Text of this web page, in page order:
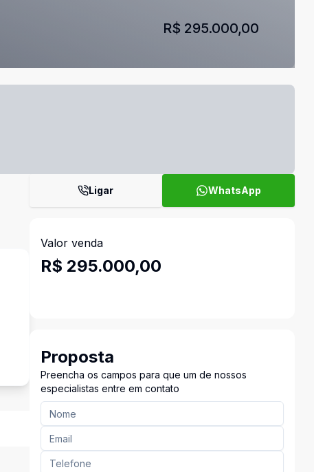
R$ 295.000,00
Ligar WhatsApp
Valor venda
R$ 295.000,00
Proposta
Preencha os campos para que um de nossos
especialistas entre em contato